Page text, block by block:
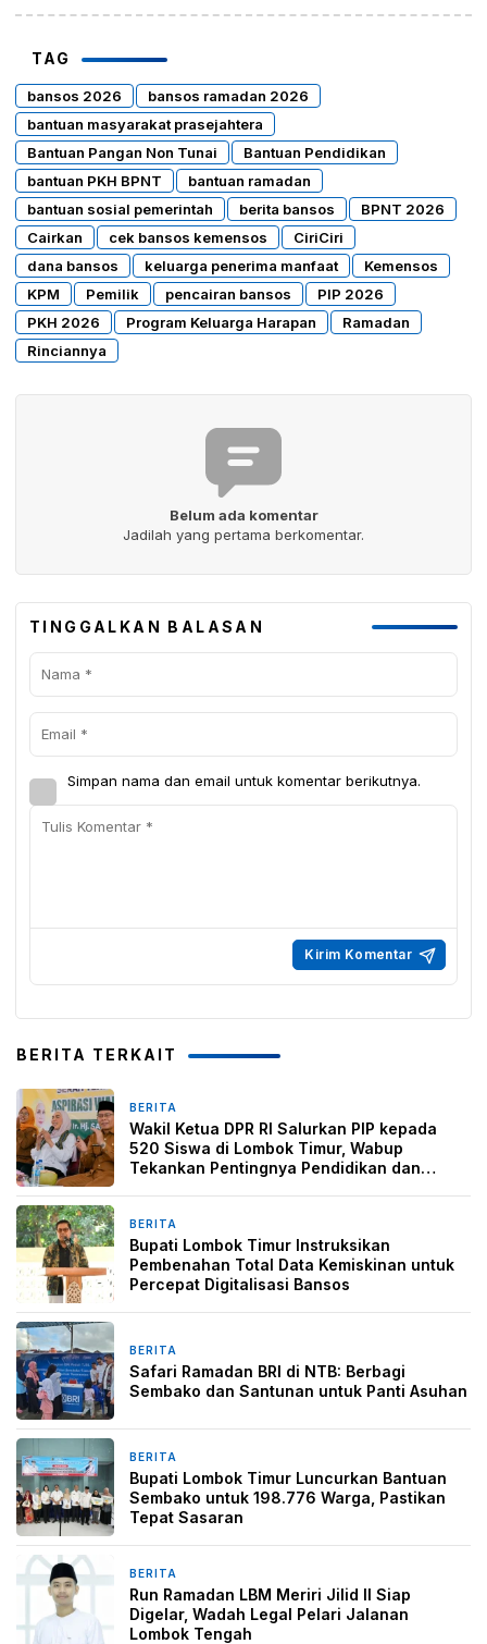
TAG
bansos 2026
bansos ramadan 2026
bantuan masyarakat prasejahtera
Bantuan Pangan Non Tunai
Bantuan Pendidikan
bantuan PKH BPNT
bantuan ramadan
bantuan sosial pemerintah
berita bansos
BPNT 2026
Cairkan
cek bansos kemensos
CiriCiri
dana bansos
keluarga penerima manfaat
Kemensos
KPM
Pemilik pencairan bansos
PIP 2026
PKH 2026
Program Keluarga Harapan
Ramadan
Rinciannya
Belum ada komentar
Jadilah yang pertama berkomentar.
TINGGALKAN BALASAN
Simpan nama dan email untuk komentar berikutnya.
BERITA TERKAIT
BERITA
Wakil Ketua DPR RI Salurkan PIP kepada
520 Siswa di Lombok Timur, Wabup
Tekankan Pentingnya Pendidikan dan
BERITA
Bupati Lombok Timur Instruksikan
Pembenahan Total Data Kemiskinan untuk
Percepat Digitalisasi Bansos
BERITA
Safari Ramadan BRI di NTB: Berbagi
Sembako dan Santunan untuk Panti Asuhan
BERITA
Bupati Lombok Timur Luncurkan Bantuan
Sembako untuk 198.776 Warga, Pastikan
Tepat Sasaran
BERITA
Run Ramadan LBM Meriri Jilid II Siap
Digelar, Wadah Legal Pelari Jalanan
Lombok Tengah